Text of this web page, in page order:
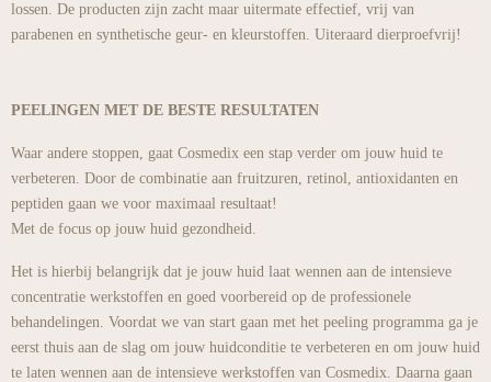
lossen. De producten zijn zacht maar uitermate effectief, vrij van
parabenen en synthetische geur- en kleurstoffen. Uiteraard dierproefvrij!
PEELINGEN MET DE BESTE RESULTATEN
Waar andere stoppen, gaat Cosmedix een stap verder om jouw huid te
verbeteren. Door de combinatie aan fruitzuren, retinol, antioxidanten en
peptiden gaan we voor maximaal resultaat!
Met de focus op jouw huid gezondheid.
Het is hierbij belangrijk dat je jouw huid laat wennen aan de intensieve
concentratie werkstoffen en goed voorbereid op de professionele
behandelingen. Voordat we van start gaan met het peeling programma ga je
eerst thuis aan de slag om jouw huidconditie te verbeteren en om jouw huid
te laten wennen aan de intensieve werkstoffen van Cosmedix. Daarna gaan